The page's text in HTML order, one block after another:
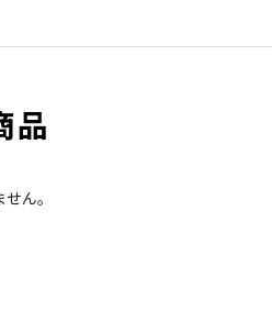
品
ん。